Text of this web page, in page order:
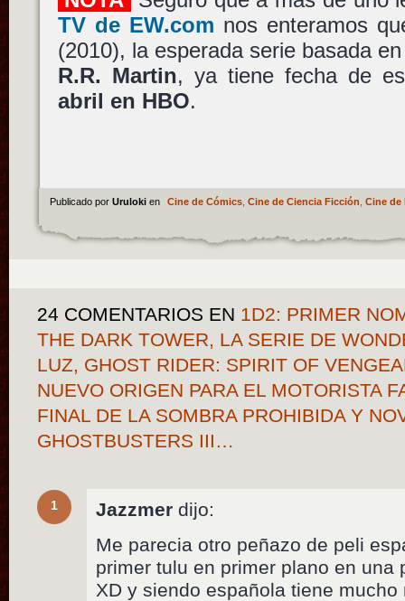
TV de EW.com nos enteramos
(2010), la esperada serie basada
R.R. Martin, ya tiene fecha de
abril en HBO.
Publicado por Uruloki en Cine de Cómics, Cine de Ciencia Ficción Cine de
24 COMENTARIOS EN 1D2: PRIMER
THE DARK TOWER, LA SERIE DE
LUZ, GHOST RIDER: SPIRIT OF
NUEVO ORIGEN PARA EL MOTORISTA
FINAL DE LA SOMBRA PROHIBIDA Y
GHOSTBUSTERS III…
1 Jazzmer dijo:
Me parecia otro peñazo de peli
primer tulu en primer plano en una
XD y siendo española tiene mucho